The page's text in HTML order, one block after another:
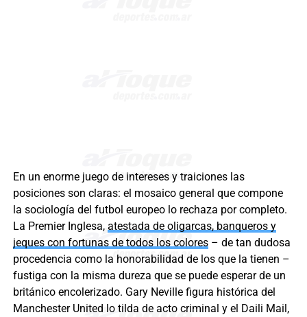
En un enorme juego de intereses y traiciones las
posiciones son claras: el mosaico general que compone
la sociología del futbol europeo lo rechaza por completo.
La Premier Inglesa, atestada de oligarcas, banqueros y
jeques con fortunas de todos los colores– de tan dudosa
procedencia como la honorabilidad de los que la tienen –
fustiga con la misma dureza que se puede esperar de un
británico encolerizado. Gary Neville figura histórica del
Manchester United lo tilda de acto criminal y el Daili Mail,